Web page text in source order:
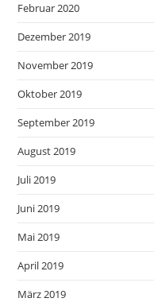
Februar 2020
Dezember 2019
November 2019
Oktober 2019
September 2019
August 2019
Juli 2019
Juni 2019
Mai 2019
April 2019
März 2019